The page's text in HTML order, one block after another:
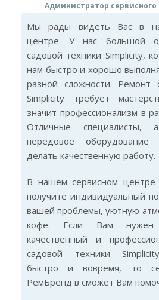
Администратор
Мы рады видеть Вас в
центре. У нас большой
садовой техники Simplicity,
нам быстро и хорошо
разной сложности. Ремонт
Simplicity требует
значит профессионализм в
Отличные специалисты,
передовое
делать качественную работу.
В нашем сервисном центре
получите индивидуальный
вашей проблемы, уютную
кофе. Если Вам нужен
качественный и
садовой техники
быстро и вовремя, то
РемБренд в сможет Вам